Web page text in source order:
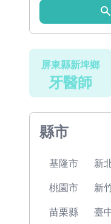
屏東縣新埤鄉
牙醫師
縣市
基隆市 新
桃園市 新
苗栗縣 臺